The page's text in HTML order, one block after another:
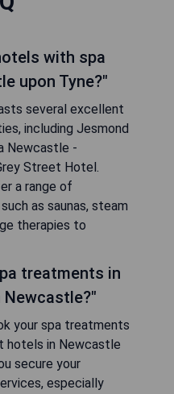
with spa
upon Tyne?"
several excellent
including Jesmond
Newcastle -
Street Hotel.
a range of
as saunas, steam
therapies to
treatments in
your spa treatments
hotels in Newcastle
secure your
especially